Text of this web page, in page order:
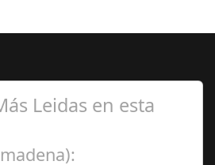
Leidas en esta